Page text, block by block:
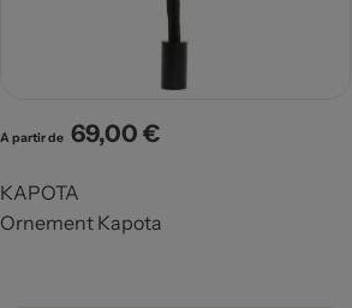
A partir de Prix
69,00 €
KAPOTA
Ornement Kapota